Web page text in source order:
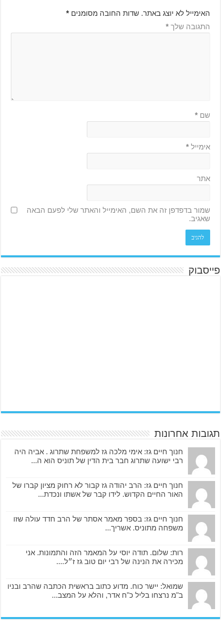
האימייל לא יוצג באתר. שדות החובה מסומנים*
התגובה שלך*
שם*
אימייל*
אתר
שמור בדפדפן זה את השם, האימייל והאתר שלי לפעם הבאה
שאגיב.
פייסבוק
תגובות אחרונות
חנוך חיים גז: אימי מלכה גז למשפחת שתרוג . אביה היה
רבי ישועה שתרוג חבר בית הדין של תוניס הוא ה...
חנוך חיים גז: הרב יהודה גז קבור לא רחוק מציון קברו של
האור החיים הקדוש. לידו קבר של אשתו ונכדת...
חנוך חיים גז: בספר מאמר אסתר של הרב חדד עולה שזו
משפחה מתוניס. אשריך...
רות: שלום. תודה יוסי על המאמר הזה והתמונות. אני
מכירה את הנינה של רבי יום טוב גז ז״ל....
שמואל: יישר כוח. מדוע כתוב בראשית הכתבה שהרב ובניו
ב"מ נרצחו בליל כ"ח אדר, והלא על המצב...